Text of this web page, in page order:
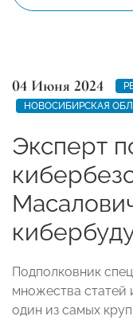
04 Июня 2024
НОВОСИБИРСКАЯ
Эксперт
Подполковник
множества статей
один из самых